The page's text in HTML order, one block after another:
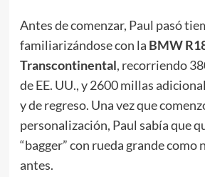
Antes de comenzar, Paul pasó
familiarizándose con la BMW
Transcontinental, recorriendo
de EE. UU., y 2600 millas
y de regreso. Una vez que
personalización, Paul sabía que
“bagger” con rueda grande como
antes.